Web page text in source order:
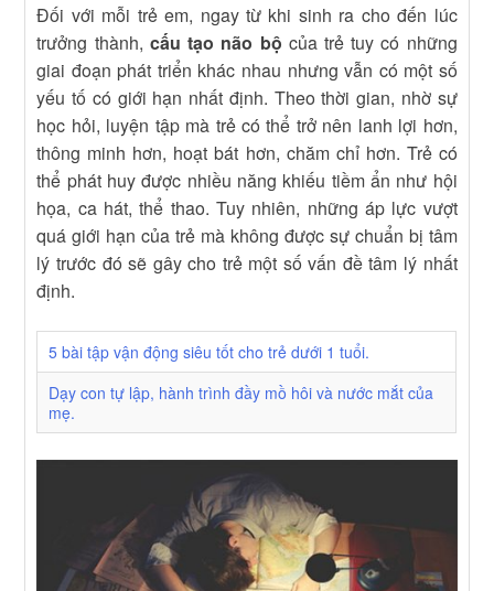
Đối với mỗi trẻ em, ngay từ khi sinh ra cho đến lúc
trưởng thành, cấu tạo não bộ của trẻ tuy có những
giai đoạn phát triển khác nhau nhưng vẫn có một số
yếu tố có giới hạn nhất định. Theo thời gian, nhờ sự
học hỏi, luyện tập mà trẻ có thể trở nên lanh lợi hơn,
thông minh hơn, hoạt bát hơn, chăm chỉ hơn. Trẻ có
thể phát huy được nhiều năng khiếu tiềm ẩn như hội
họa, ca hát, thể thao. Tuy nhiên, những áp lực vượt
quá giới hạn của trẻ mà không được sự chuẩn bị tâm
lý trước đó sẽ gây cho trẻ một số vấn đề tâm lý nhất
định.
5 bài tập vận động siêu tốt cho trẻ dưới 1 tuổi.
Dạy con tự lập, hành trình đầy mồ hôi và nước mắt của
mẹ.